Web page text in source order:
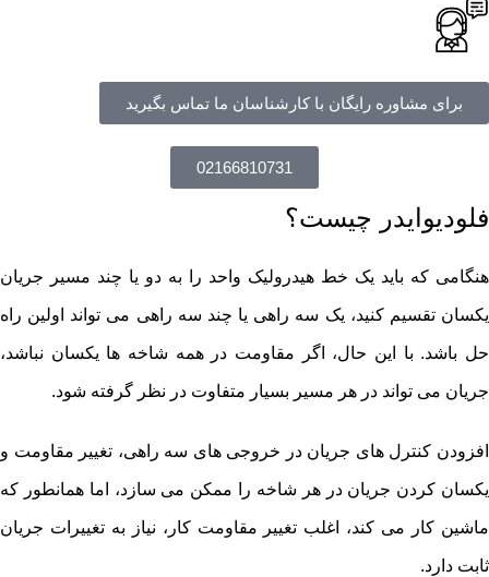
برای مشاوره رایگان با کارشناسان ما تماس بگیرید
02166810731
فلودیوایدر چیست؟
هنگامی که باید یک خط هیدرولیک واحد را به دو یا چند مسیر جریان
یکسان تقسیم کنید، یک سه راهی یا چند سه راهی می تواند اولین راه
حل باشد. با این حال، اگر مقاومت در همه شاخه ها یکسان نباشد،
جریان می تواند در هر مسیر بسیار متفاوت در نظر گرفته شود.
افزودن کنترل‌ های جریان در خروجی ‌های سه راهی، تغییر مقاومت و
یکسان کردن جریان در هر شاخه را ممکن می ‌سازد، اما همانطور که
ماشین کار می ‌کند، اغلب تغییر مقاومت کار، نیاز به تغییرات جریان
ثابت دارد.